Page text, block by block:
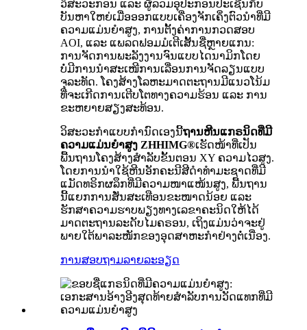
ວິສະວະກອນ ແລະ ຜູ້ລວມອຸປະກອນປະເຊີນກັບ
ບັນຫາໃຫຍ່ເມື່ອອອກແບບເຄື່ອງຈັກເຄິ່ງຕົວນຳທີ່ມີ
ຄວາມແມ່ນຍໍາສູງ, ການຕັ້ງຄ່າການກວດສອບ
AOI, ແລະ ແພລດຟອມມໍເຕີເສັ້ນຊື່ຫຼາຍແກນ:
ການຈັດການພະລັງງານຈົນແບບໄດນາມິກໂດຍ
ບໍ່ມີການນຳສະເໜີການເລື່ອນການຈັດລຽນແບບ
ຈຸລະທັດ. ໂຄງສ້າງໂລຫະມາດຕະຖານມີແນວໂນ້ມ
ທີ່ຈະເກີດການເຕີບໂຕທາງຄວາມຮ້ອນ ແລະ ການ
ຂະຫຍາຍສຽງສະທ້ອນ.
ວິສະວະກຳແບບກຳນົດເອງນີ້ຖານຫີນແກຣນິດທີ່ມີ
ຄວາມແມ່ນຍໍາສູງ ZHHIMG®ເຮັດໜ້າທີ່ເປັນ
ພື້ນຖານໂຄງສ້າງສຳລັບຂັ້ນຕອນ XY ຄວາມໄວສູງ.
ໂດຍການນຳໃຊ້ຫີນອັກຄະນີສີດຳທຳມະຊາດທີ່ມີ
ແມັດທຣິກຜລຶກທີ່ມີຄວາມໜາແໜ້ນສູງ, ພື້ນຖານ
ນີ້ແຍກການສັ່ນສະເທືອນຂະໜາດນ້ອຍ ແລະ
ຮັກສາຄວາມຮາບພຽງທາງເລຂາຄະນິດໃຫ້ໄດ້
ມາດຕະຖານລະດັບໄມຄຣອນ, ເຖິງແມ່ນວ່າຈະຢູ່
ພາຍໃຕ້ພາລະໜັກຂອງອຸດສາຫະກຳຢ່າງຕໍ່ເນື່ອງ.
ການສອບຖາມລາຍລະອຽດ